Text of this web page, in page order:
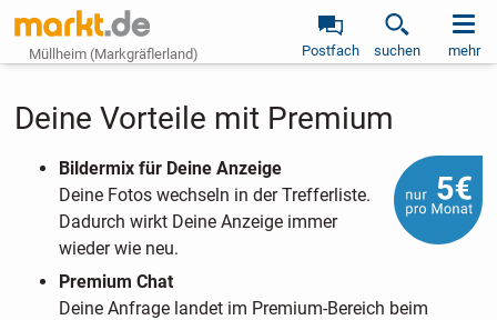
Müllheim (Markgräflerland) Postfach suchen mehr
Deine Vorteile mit Premium
Bildermix für Deine Anzeige
Deine Fotos wechseln in der Trefferliste.
Dadurch wirkt Deine Anzeige immer
wieder wie neu.
Premium Chat
Deine Anfrage landet im Premium-Bereich beim